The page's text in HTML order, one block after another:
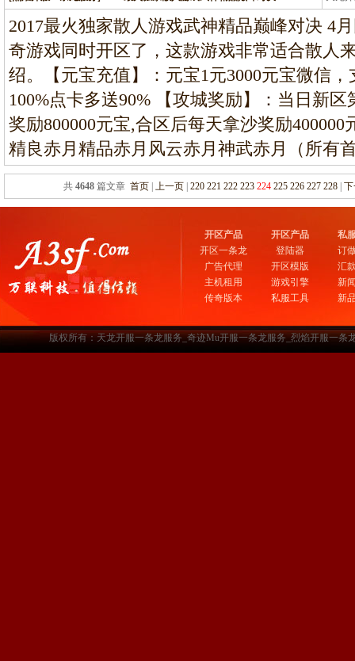
龙
2017最火独家散人游戏武神精品巅峰对决 4
奇游戏同时开区了，这款游戏非常适合散人
绍。【元宝充值】：元宝1元3000元宝微信
100%点卡多送90% 【攻城奖励】：当日新
奖励800000元宝,合区后每天拿沙奖励
精良赤月精品赤月风云赤月神武赤月（所有
共 4648篇文章 首页| 上一页| 220 221 222 223 224 225 226 227 228| 下
开区产品
开区一条龙
广告代理
主机租用
传奇版本
开区产品
登陆器
开区模版
游戏引擎
私服工具
私
订
汇
新
新
版权所有：天龙开服一条龙服务_奇迹Mu开服一条龙服务_烈焰开服一条